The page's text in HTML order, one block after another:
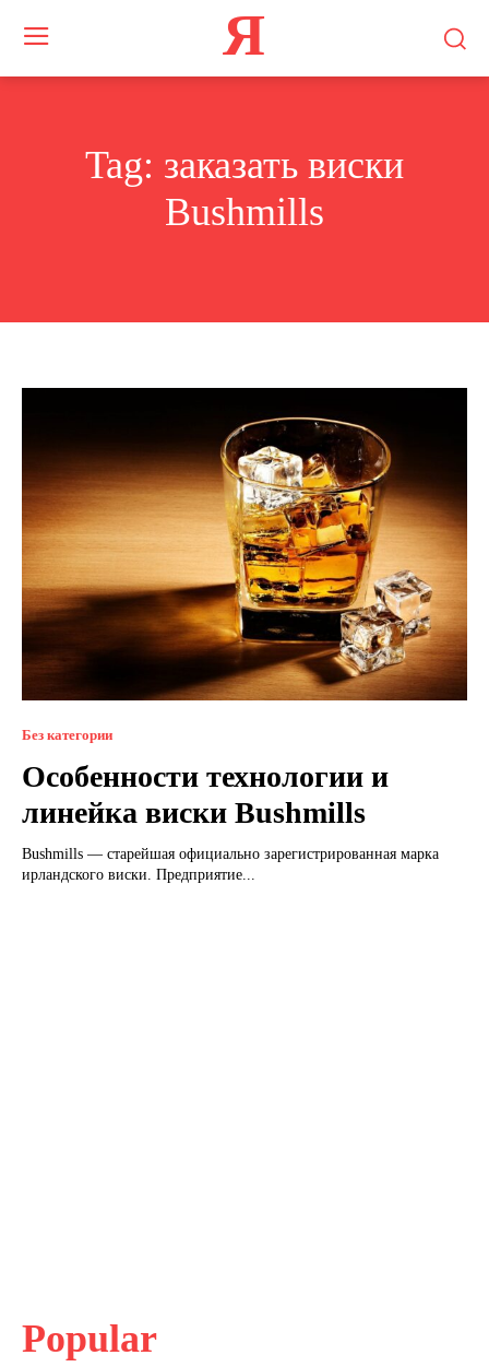
Я
Tag: заказать виски
Bushmills
Без категории
Особенности технологии и
линейка виски Bushmills
Bushmills — старейшая официально зарегистрированная марка
ирландского виски. Предприятие...
Popular